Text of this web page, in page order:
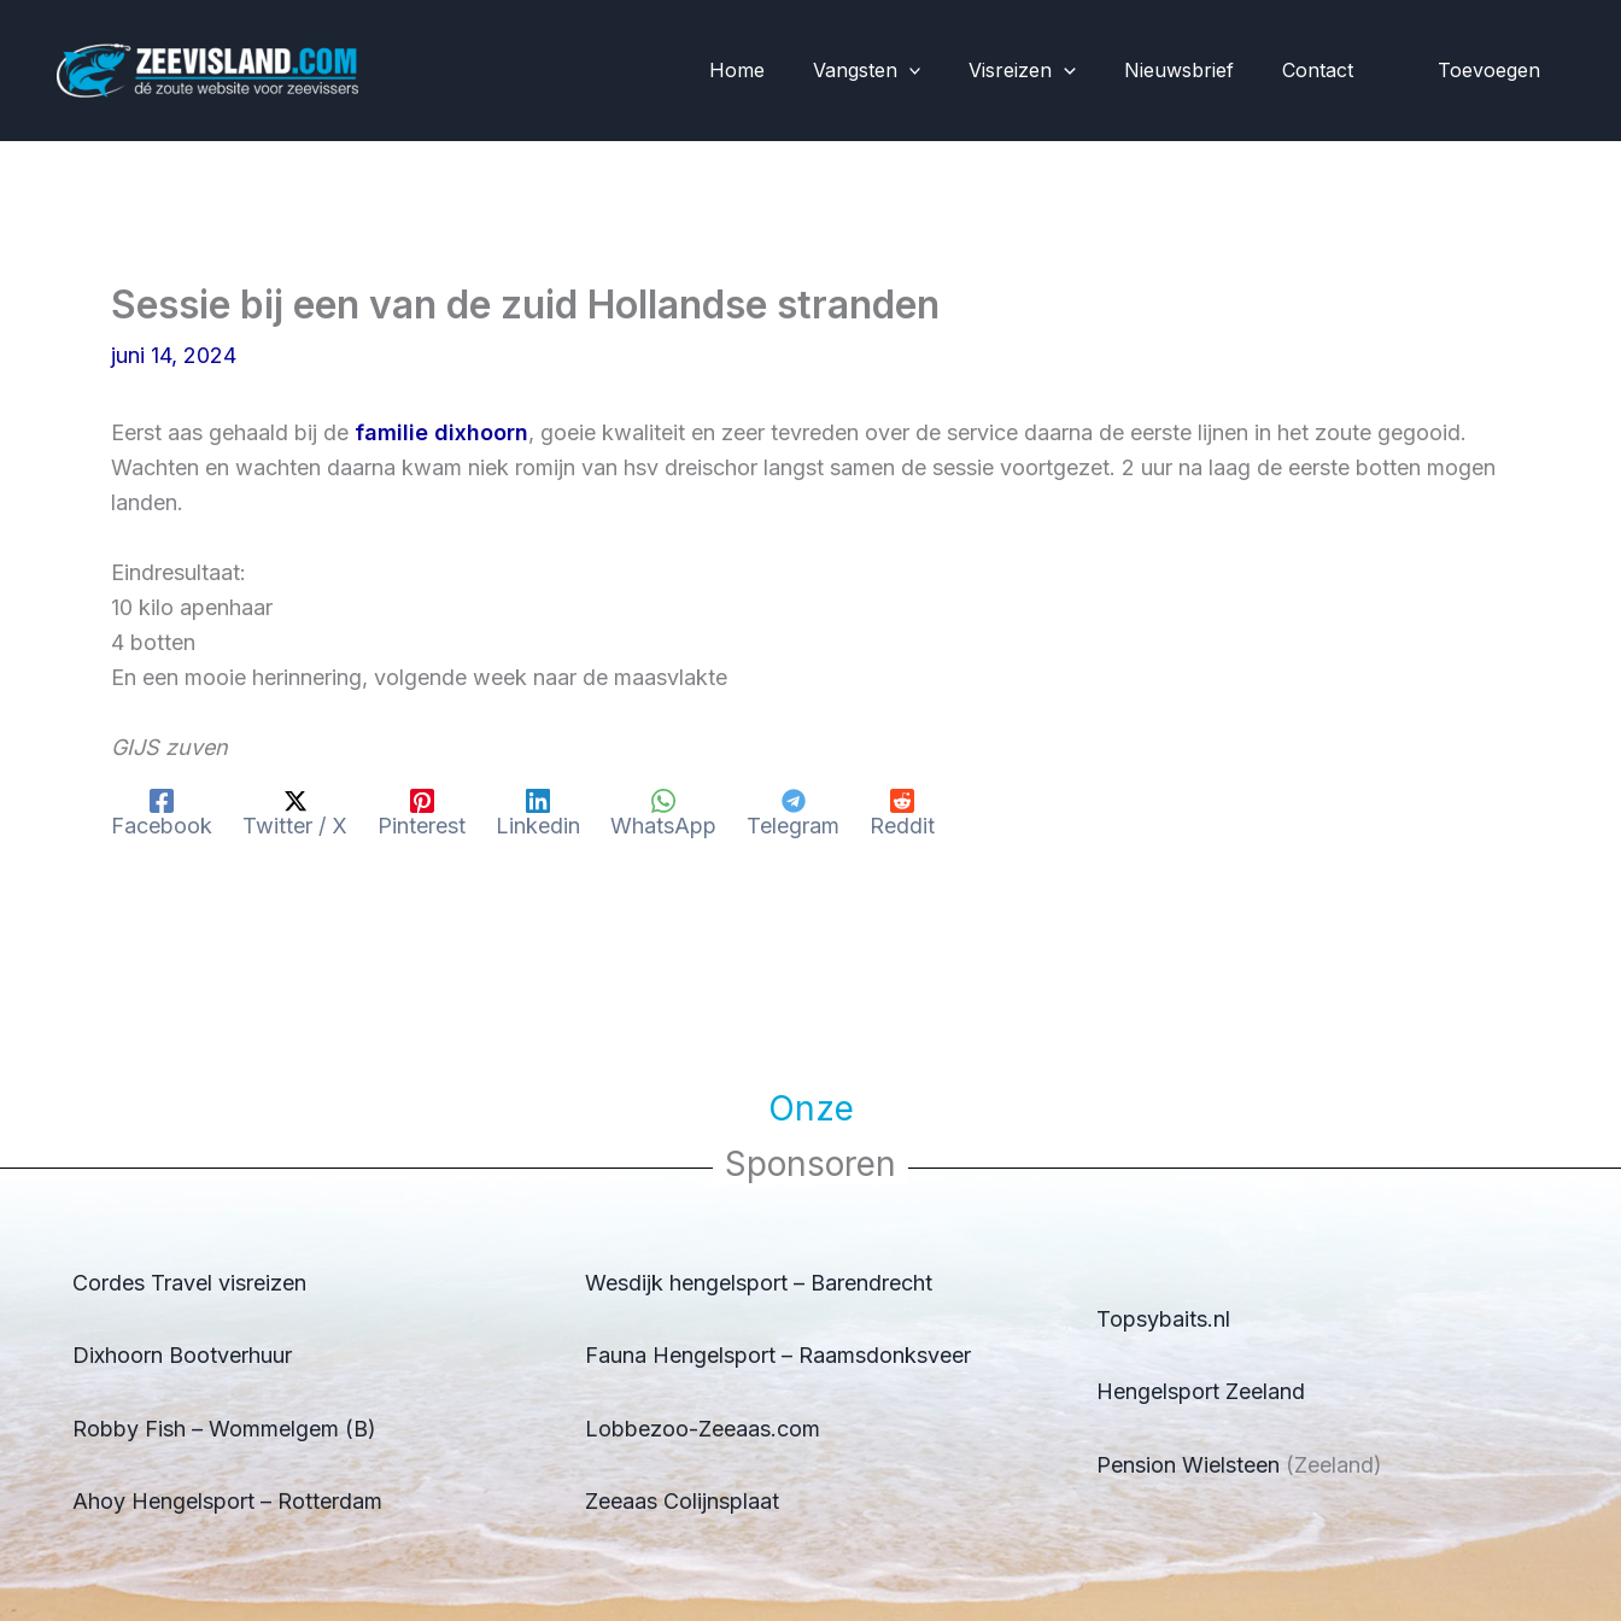
Home Vangsten Visreizen Nieuwsbrief Contact Toevoegen
Sessie bij een van de zuid Hollandse stranden
juni 14, 2024
Eerst aas gehaald bij de familie dixhoorn, goeie kwaliteit en zeer tevreden over de service daarna de eerste lijnen in het zoute gegooid.
Wachten en wachten daarna kwam niek romijn van hsv dreischor langst samen de sessie voortgezet. 2 uur na laag de eerste botten mogen
landen.
Eindresultaat:
10 kilo apenhaar
4 botten
En een mooie herinnering, volgende week naar de maasvlakte
GIJS zuven
Facebook Twitter / X Pinterest Linkedin WhatsApp Telegram Reddit
Onze
Sponsoren
Cordes Travel visreizen
Dixhoorn Bootverhuur
Robby Fish – Wommelgem (B)
Ahoy Hengelsport – Rotterdam
Wesdijk hengelsport – Barendrecht
Fauna Hengelsport – Raamsdonksveer
Lobbezoo-Zeeaas.com
Zeeaas Colijnsplaat
Topsybaits.nl
Hengelsport Zeeland
Pension Wielsteen (Zeeland)